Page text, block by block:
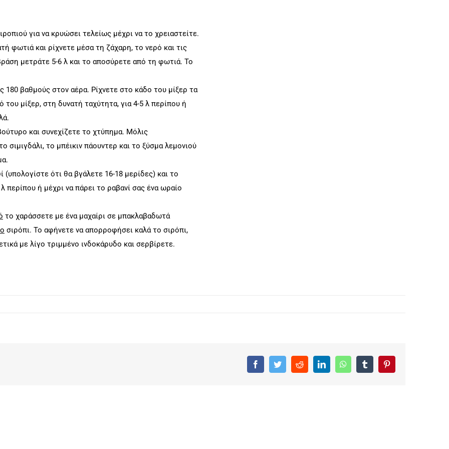
για να κρυώσει τελείως μέχρι να το χρειαστείτε.
φωτιά και ρίχνετε μέσα τη ζάχαρη, το νερό και τις
μετράτε 5-6 λ και το αποσύρετε από τη φωτιά. Το
βαθμούς στον αέρα. Ρίχνετε στο κάδο του μίξερ τα
μίξερ, στη δυνατή ταχύτητα, για 4-5 λ περίπου ή
και συνεχίζετε το χτύπημα. Μόλις
σιμιγδάλι, το μπέικιν πάουντερ και το ξύσμα λεμονιού
ότι θα βγάλετε 16-18 μερίδες) και το
ή μέχρι να πάρει το ραβανί σας ένα ωραίο
το χαράσσετε με ένα μαχαίρι σε μπακλαβαδωτά
σιρόπι. Το αφήνετε να απορροφήσει καλά το σιρόπι,
με λίγο τριμμένο ινδοκάρυδο και σερβίρετε.
FacebookTwitterRedditLinkedInWhatsAppTumblr